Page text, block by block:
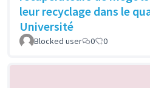
leur recyclage dans le
Université
Blocked user 0 0